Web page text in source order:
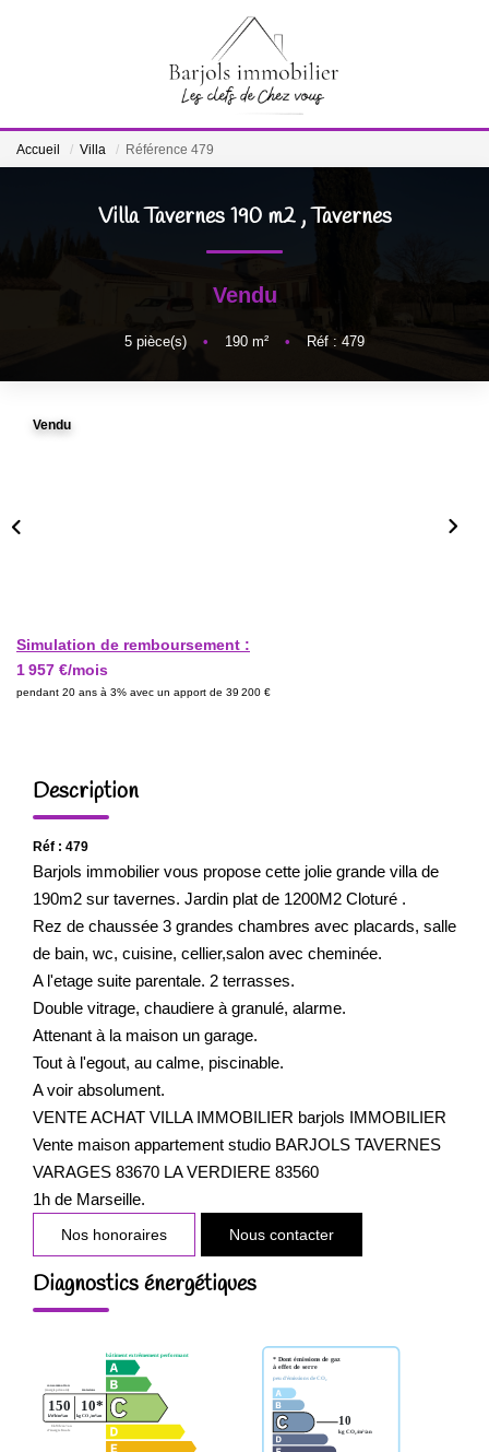
ACCUEIL
ESTIMATION
Accueil Villa Référence 479
Villa Tavernes 190 m2 ,Tavernes
Vendu
5 pièce(s) • 190 m² • Réf : 479
Vendu
Simulation de remboursement :
1 957 €/mois
pendant 20 ans à 3% avec un apport de 39 200 €
Description
Réf : 479
Barjols immobilier vous propose cette jolie grande villa de
190m2 sur tavernes. Jardin plat de 1200M2 Cloturé .
Rez de chaussée 3 grandes chambres avec placards, salle
de bain, wc, cuisine, cellier,salon avec cheminée.
A l'etage suite parentale. 2 terrasses.
Double vitrage, chaudiere à granulé, alarme.
Attenant à la maison un garage.
Tout à l'egout, au calme, piscinable.
A voir absolument.
VENTE ACHAT VILLA IMMOBILIER barjols IMMOBILIER
Vente maison appartement studio BARJOLS TAVERNES
VARAGES 83670 LA VERDIERE 83560
1h de Marseille.
Nos honoraires Nous contacter
Diagnostics énergétiques